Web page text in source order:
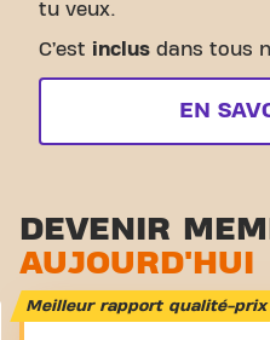
tu veux.
C’est inclus dans tous
EN
DEVENIR
AUJOURD'HUI
Meilleur rapport qualité-prix